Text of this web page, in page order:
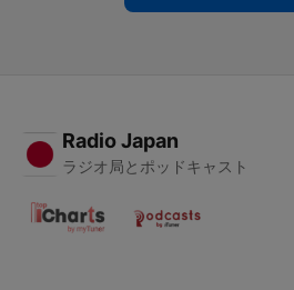
Radio Japan
ラジオ局とポッドキャスト